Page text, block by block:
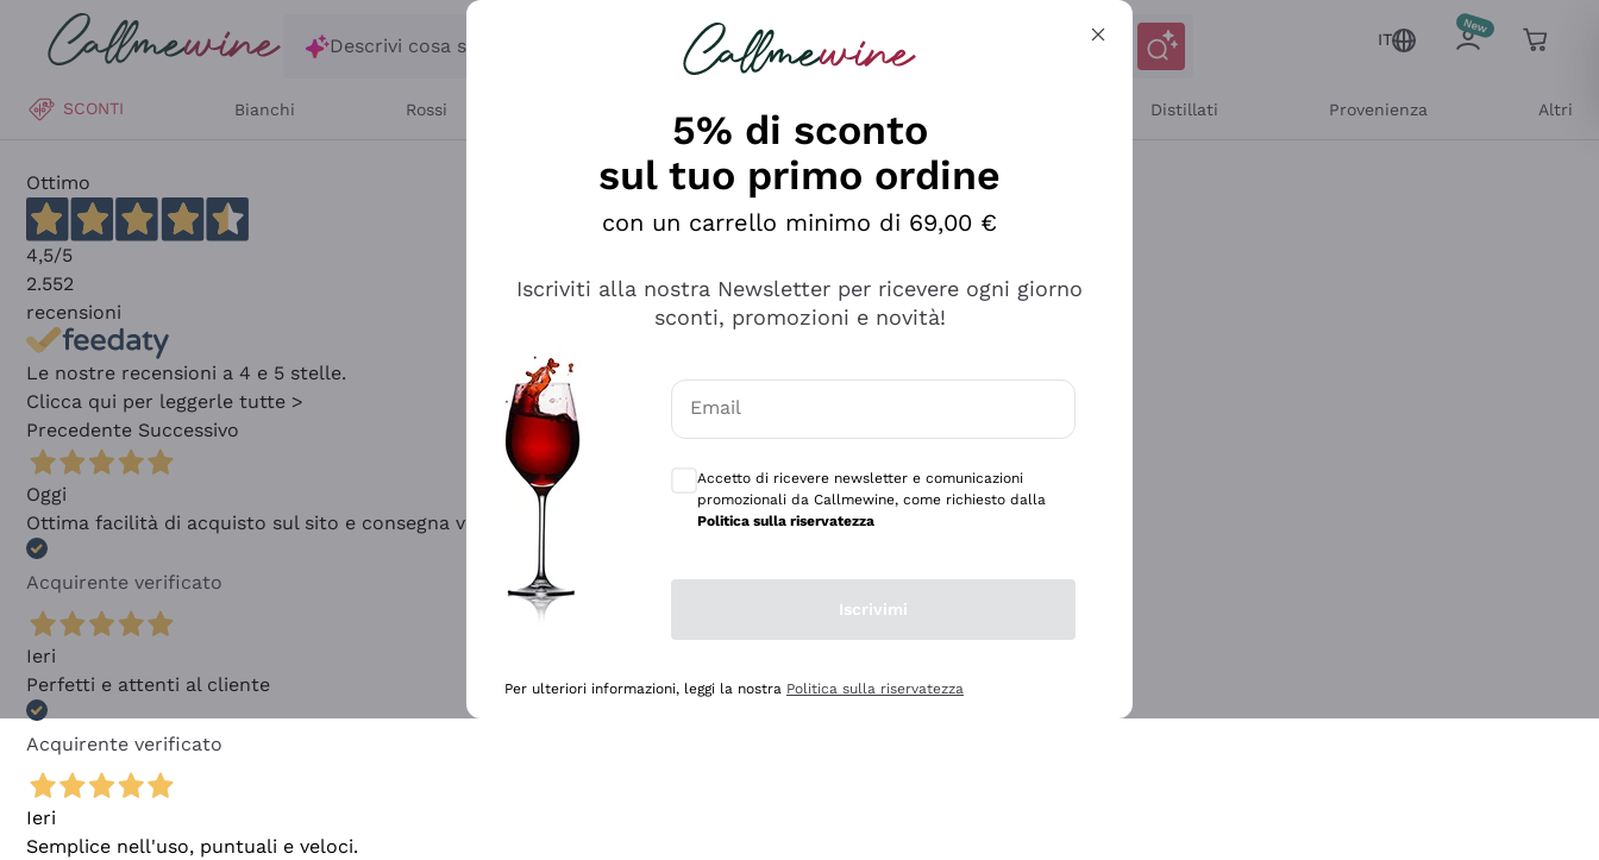
Salta al contenuto principale
Descrivi cosa stai cercando
IT
SCONTI Bianchi Rossi Distillati Provenienza Altri
Ottimo
4,5/5
2.552
recensioni
Le nostre recensioni a 4 e 5 stelle.
Clicca qui per leggerle tutte >
Precedente Successivo
Oggi
Ottima facilità di acquisto sul sito e consegna velocissima
Acquirente verificato
Ieri
Perfetti e attenti al cliente
Acquirente verificato
Ieri
Semplice nell'uso, puntuali e veloci.
5% di sconto
sul tuo primo ordine
con un carrello minimo di 69,00 €
Iscriviti alla nostra Newsletter per ricevere ogni giorno
sconti, promozioni e novità!
Email
Accetto di ricevere newsletter e comunicazioni
promozionali da Callmewine, come richiesto dalla
Politica sulla riservatezza
Iscrivimi
Per ulteriori informazioni, leggi la nostra Politica sulla riservatezza